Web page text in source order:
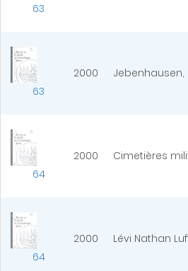
63
63
2000 Jebenhausen,
64
2000 Cimetières
64
2000 Lévi Nathan